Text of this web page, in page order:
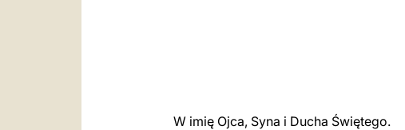
W imię Ojca, Syna i Ducha Świętego.